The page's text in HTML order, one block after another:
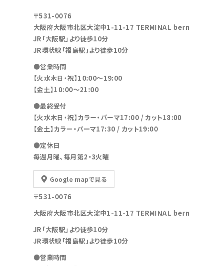
〒531-0076
大阪府大阪市北区大淀中1-11-17 TERMINAL bern
JR「大阪駅」より徒歩10分
JR環状線「福島駅」より徒歩10分
●営業時間
【火水木日・祝】10:00～19:00
【金土】10:00〜21:00
●最終受付
【火水木日・祝】カラー・パーマ17:00 / カット18:00
【金土】カラー・パーマ17:30 / カット19:00
●定休日
毎週月曜、毎月第2・3火曜
Google mapで見る
〒531-0076
大阪府大阪市北区大淀中1-11-17 TERMINAL bern
JR「大阪駅」より徒歩10分
JR環状線「福島駅」より徒歩10分
●営業時間